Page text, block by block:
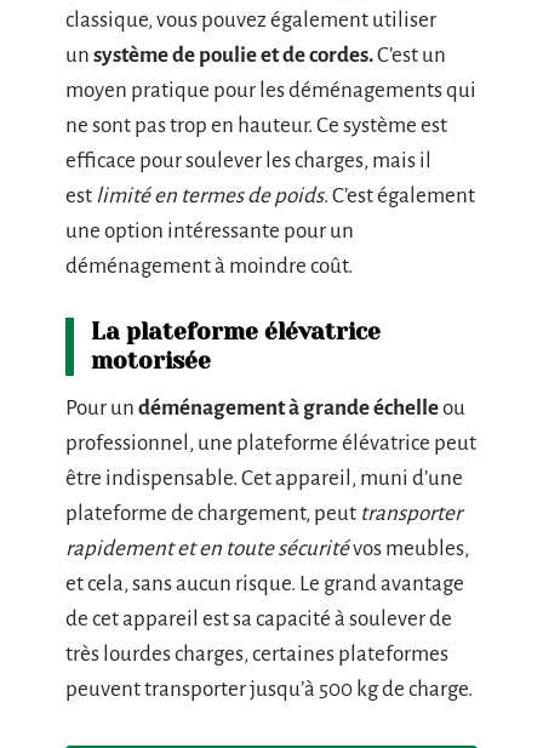
classique, vous pouvez également utiliser
un système de poulie et de cordes.C’est un
moyen pratique pour les déménagements qui
ne sont pas trop en hauteur. Ce système est
efficace pour soulever les charges, mais il
est limité en termes de poids. C’est également
une option intéressante pour un
déménagement à moindre coût.
La plateforme élévatrice
motorisée
Pour un déménagement à grande échelleou
professionnel, une plateforme élévatrice peut
être indispensable. Cet appareil, muni d’une
plateforme de chargement, peut transporter
rapidement et en toute sécuritévos meubles,
et cela, sans aucun risque. Le grand avantage
de cet appareil est sa capacité à soulever de
très lourdes charges, certaines plateformes
peuvent transporter jusqu’à 500 kg de charge.